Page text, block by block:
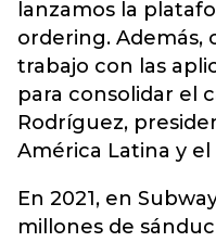
lanzamos la
ordering.
trabajo con las
para consolidar el
Rodríguez,
América Latina y el
En 2021, en
millones de